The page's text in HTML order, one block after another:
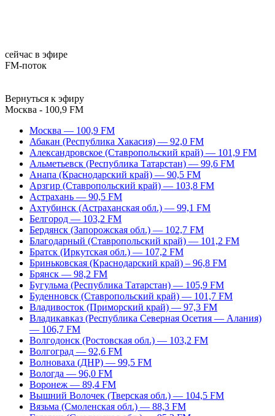
сейчас в эфире
FM-поток
Вернуться к эфиру
Москва - 100,9 FM
Москва — 100,9 FM
Абакан (Республика Хакасия) — 92,0 FM
Александровское (Ставропольский край) — 101,9 FM
Альметьевск (Республика Татарстан) — 99,6 FM
Анапа (Краснодарский край) — 90,5 FM
Арзгир (Ставропольский край) — 103,8 FM
Астрахань — 90,5 FM
Ахтубинск (Астраханская обл.) — 99,1 FM
Белгород — 103,2 FM
Бердянск (Запорожская обл.) — 102,7 FM
Благодарный (Ставропольский край) — 101,2 FM
Братск (Иркутская обл.) — 107,2 FM
Бриньковская (Краснодарский край) – 96,8 FM
Брянск — 98,2 FM
Бугульма (Республика Татарстан) — 105,9 FM
Буденновск (Ставропольский край) — 101,7 FM
Владивосток (Приморский край) — 97,3 FM
Владикавказ (Республика Северная Осетия — Алания)
— 106,7 FM
Волгодонск (Ростовская обл.) — 103,2 FM
Волгоград — 92,6 FM
Волноваха (ДНР) — 99,5 FM
Вологда — 96,0 FM
Воронеж — 89,4 FM
Вышний Волочек (Тверская обл.) — 104,5 FM
Вязьма (Смоленская обл.) — 88,3 FM